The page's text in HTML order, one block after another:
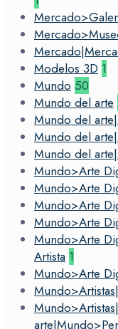
Modelos 3D 1
Mundo 50
Mundo del arte
Mundo del
Mundo del
Mundo del
Mundo>Arte
Mundo>Arte
Mundo>Arte
Mundo>Arte
Mundo>Arte
Artista 1
Mundo>Arte